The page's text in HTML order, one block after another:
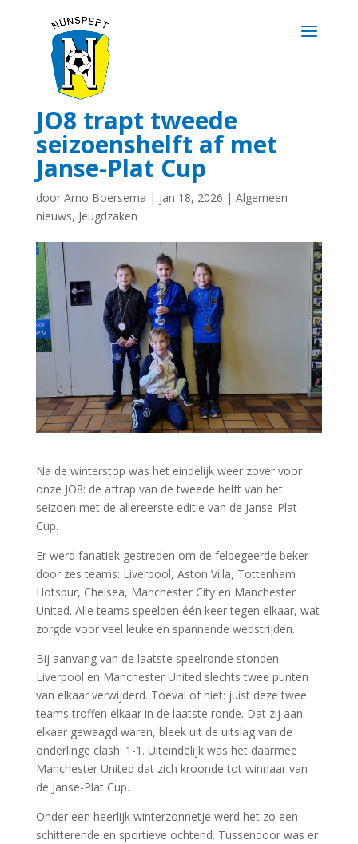
JO8 trapt tweede
seizoenshelft af met
Janse-Plat Cup
door Arno Boersema | jan 18, 2026 | Algemeen
nieuws, Jeugdzaken
Na de winterstop was het eindelijk weer zover voor
onze JO8: de aftrap van de tweede helft van het
seizoen met de allereerste editie van de Janse-Plat
Cup.
Er werd fanatiek gestreden om de felbegeerde beker
door zes teams: Liverpool, Aston Villa, Tottenham
Hotspur, Chelsea, Manchester City en Manchester
United. Alle teams speelden één keer tegen elkaar, wat
zorgde voor veel leuke en spannende wedstrijden.
Bij aanvang van de laatste speelronde stonden
Liverpool en Manchester United slechts twee punten
van elkaar verwijderd. Toeval of niet: juist deze twee
teams troffen elkaar in de laatste ronde. Dat zij aan
elkaar gewaagd waren, bleek uit de uitslag van de
onderlinge clash: 1-1. Uiteindelijk was het daarmee
Manchester United dat zich kroonde tot winnaar van
de Janse-Plat Cup.
Onder een heerlijk winterzonnetje werd het zo een
schitterende en sportieve ochtend. Tussendoor was er